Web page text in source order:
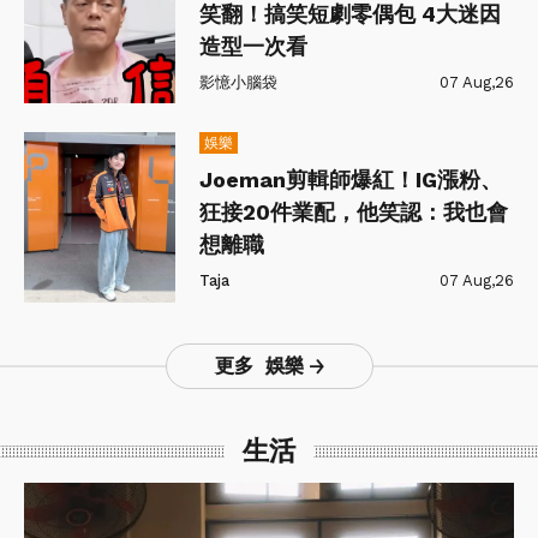
笑翻！搞笑短劇零偶包 4大迷因
造型一次看
影憶小腦袋 07 Aug,26
娛樂
Joeman剪輯師爆紅！IG漲粉、
狂接20件業配，他笑認：我也會
想離職
Taja 07 Aug,26
更多 娛樂
生活